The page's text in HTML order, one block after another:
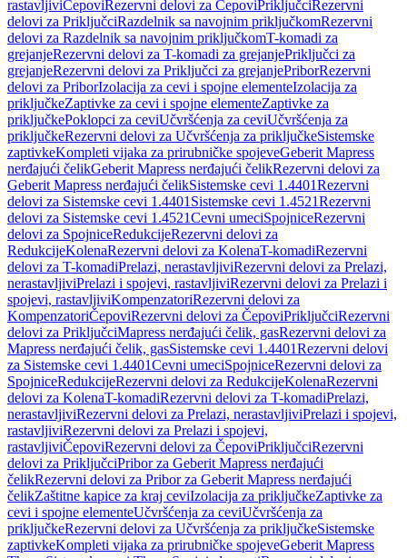
rastavljiviČepoviRezervni delovi za ČepoviPriključciRezervni
delovi za PriključciRazdelnik sa navojnim priključkomRezervni
delovi za Razdelnik sa navojnim priključkomT-komadi za
grejanjeRezervni delovi za T-komadi za grejanjePriključci za
grejanjeRezervni delovi za Priključci za grejanjePriborRezervni
delovi za PriborIzolacija za cevi i spojne elementeIzolacija za
priključkeZaptivke za cevi i spojne elementeZaptivke za
priključkePoklopci za ceviUčvršćenja za ceviUčvršćenja za
priključkeRezervni delovi za Učvršćenja za priključkeSistemske
zaptivkeKompleti vijaka za prirubničke spojeveGeberit Mapress
nerđajući čelikGeberit Mapress nerđajući čelikRezervni delovi za
Geberit Mapress nerđajući čelikSistemske cevi 1.4401Rezervni
delovi za Sistemske cevi 1.4401 Sistemske cevi 1.4521Rezervni
delovi za Sistemske cevi 1.4521Cevni umeciSpojniceRezervni
delovi za SpojniceRedukcijeRezervni delovi za
RedukcijeKolenaRezervni delovi za KolenaT-komadiRezervni
delovi za T-komadiPrelazi, nerastavljiviRezervni delovi za Prelazi,
nerastavljiviPrelazi i spojevi, rastavljiviRezervni delovi za Prelazi i
spojevi, rastavljiviKompenzatoriRezervni delovi za
KompenzatoriČepoviRezervni delovi za ČepoviPriključciRezervni
delovi za PriključciMapress nerđajući čelik, gasRezervni delovi za
Mapress nerđajući čelik, gasSistemske cevi 1.4401Rezervni delovi
za Sistemske cevi 1.4401Cevni umeciSpojniceRezervni delovi za
SpojniceRedukcijeRezervni delovi za RedukcijeKolenaRezervni
delovi za KolenaT-komadiRezervni delovi za T-komadiPrelazi,
nerastavljiviRezervni delovi za Prelazi, nerastavljiviPrelazi i spojevi,
rastavljiviRezervni delovi za Prelazi i spojevi,
rastavljiviČepoviRezervni delovi za ČepoviPriključciRezervni
delovi za PriključciPribor za Geberit Mapress nerđajući
čelikRezervni delovi za Pribor za Geberit Mapress nerđajući
čelikZaštitne kapice za kraj ceviIzolacija za priključkeZaptivke za
cevi i spojne elementeUčvršćenja za ceviUčvršćenja za
priključkeRezervni delovi za Učvršćenja za priključkeSistemske
zaptivkeKompleti vijaka za prirubničke spojeveGeberit Mapress